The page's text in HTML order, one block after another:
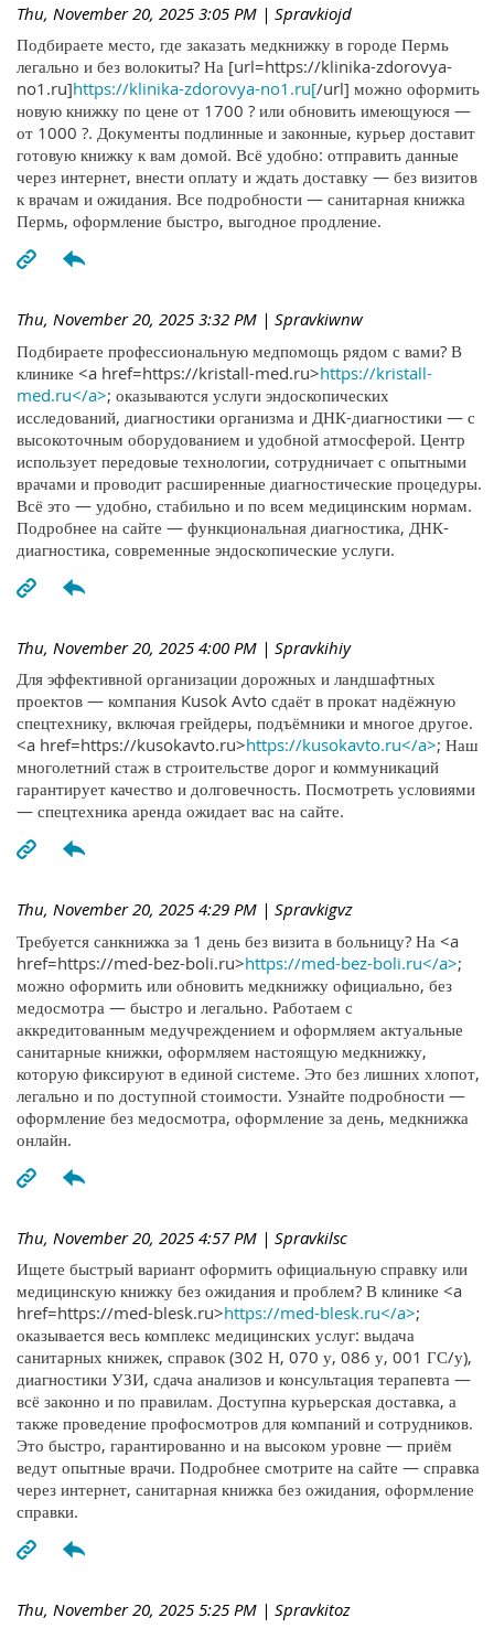
Thu, November 20, 2025 3:05 PM | Spravkiojd
Подбираете место, где заказать медкнижку в городе Пермь
легально и без волокиты? На [url=https://klinika-zdorovya-
no1.ru]https://klinika-zdorovya-no1.ru[/url] можно оформить
новую книжку по цене от 1700 ? или обновить имеющуюся —
от 1000 ?. Документы подлинные и законные, курьер доставит
готовую книжку к вам домой. Всё удобно: отправить данные
через интернет, внести оплату и ждать доставку — без визитов
к врачам и ожидания. Все подробности — санитарная книжка
Пермь, оформление быстро, выгодное продление.
Thu, November 20, 2025 3:32 PM | Spravkiwnw
Подбираете профессиональную медпомощь рядом с вами? В
клинике <a href=https://kristall-med.ru>https://kristall-
med.ru</a>; оказываются услуги эндоскопических
исследований, диагностики организма и ДНК-диагностики — с
высокоточным оборудованием и удобной атмосферой. Центр
использует передовые технологии, сотрудничает с опытными
врачами и проводит расширенные диагностические процедуры.
Всё это — удобно, стабильно и по всем медицинским нормам.
Подробнее на сайте — функциональная диагностика, ДНК-
диагностика, современные эндоскопические услуги.
Thu, November 20, 2025 4:00 PM | Spravkihiy
Для эффективной организации дорожных и ландшафтных
проектов — компания Kusok Avto сдаёт в прокат надёжную
спецтехнику, включая грейдеры, подъёмники и многое другое.
<a href=https://kusokavto.ru>https://kusokavto.ru</a>; Наш
многолетний стаж в строительстве дорог и коммуникаций
гарантирует качество и долговечность. Посмотреть условиями
— спецтехника аренда ожидает вас на сайте.
Thu, November 20, 2025 4:29 PM | Spravkigvz
Требуется санкнижка за 1 день без визита в больницу? На <a
href=https://med-bez-boli.ru>https://med-bez-boli.ru</a>;
можно оформить или обновить медкнижку официально, без
медосмотра — быстро и легально. Работаем с
аккредитованным медучреждением и оформляем актуальные
санитарные книжки, оформляем настоящую медкнижку,
которую фиксируют в единой системе. Это без лишних хлопот,
легально и по доступной стоимости. Узнайте подробности —
оформление без медосмотра, оформление за день, медкнижка
онлайн.
Thu, November 20, 2025 4:57 PM | Spravkilsc
Ищете быстрый вариант оформить официальную справку или
медицинскую книжку без ожидания и проблем? В клинике <a
href=https://med-blesk.ru>https://med-blesk.ru</a>;
оказывается весь комплекс медицинских услуг: выдача
санитарных книжек, справок (302 Н, 070 у, 086 у, 001 ГС/у),
диагностики УЗИ, сдача анализов и консультация терапевта —
всё законно и по правилам. Доступна курьерская доставка, а
также проведение профосмотров для компаний и сотрудников.
Это быстро, гарантированно и на высоком уровне — приём
ведут опытные врачи. Подробнее смотрите на сайте — справка
через интернет, санитарная книжка без ожидания, оформление
справки.
Thu, November 20, 2025 5:25 PM | Spravkitoz